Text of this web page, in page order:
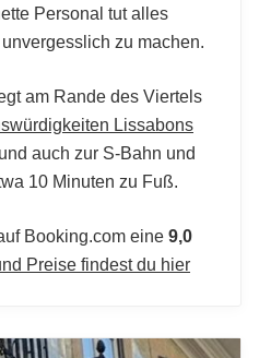
Personal tut alles
zu machen.
am Rande des Viertels
Lissabons
auch zur S-Bahn und
10 Minuten zu Fuß.
Booking.com eine 9,0
Preise findest du hier